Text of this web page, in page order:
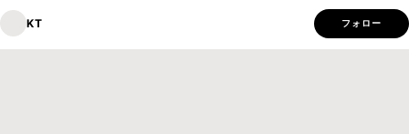
KT フォロー